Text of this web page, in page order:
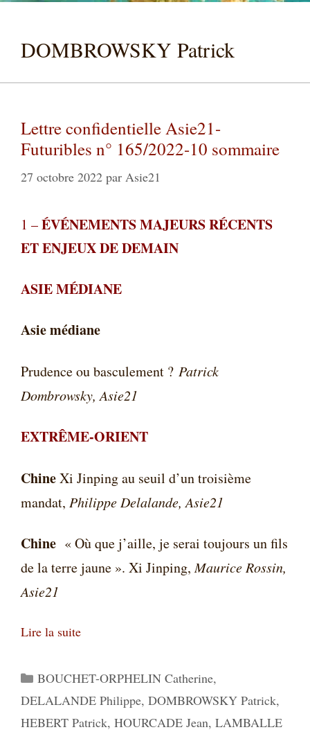
DOMBROWSKY Patrick
Lettre confidentielle Asie21-
Futuribles n° 165/2022-10 sommaire
27 octobre 2022 par Asie21
1 –ÉVÉNEMENTS MAJEURS RÉCENTS
ET ENJEUX DE DEMAIN
ASIE MÉDIANE
Asie médiane
Prudence ou basculement ? Patrick
Dombrowsky, Asie21
EXTRÊME-ORIENT
ChineXi Jinping au seuil d’un troisième
mandat, Philippe Delalande, Asie21
Chine « Où que j’aille, je serai toujours un fils
de la terre jaune ». Xi Jinping,Maurice Rossin,
Asie21
Lire la suite
Catégories
BOUCHET-ORPHELIN Catherine,
DELALANDE Philippe, DOMBROWSKY Patrick,
HEBERT Patrick, HOURCADE Jean, LAMBALLE